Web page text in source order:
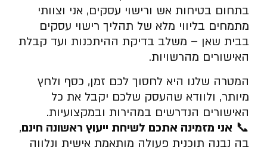
בתחום בטיחות אש ורישוי עסקים, אני וצוותי
מתמחים בליווי מלא של תהליך רישוי עסקים
בבית שאן – משלב בדיקת ההיתכנות ועד קבלת
האישורים מהרשויות.
המטרה שלנו היא לחסוך לכם זמן, כסף ולחץ
מיותר, ולוודא שהעסק שלכם יקבל את כל
האישורים הנדרשים במהירות ובמקצועיות.
📞 אני מזמינה אתכם לשיחת ייעוץ ראשונה חינם,
בה נבנה תוכנית פעולה מותאמת אישית ונלווה